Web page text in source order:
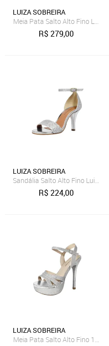
LUIZA SOBREIRA
Meia Pata Salto Alto Fino
R$279,00
LUIZA SOBREIRA
Sandália Salto Alto Fino Luiza
R$224,00
LUIZA SOBREIRA
Meia Pata Salto Alto Fino